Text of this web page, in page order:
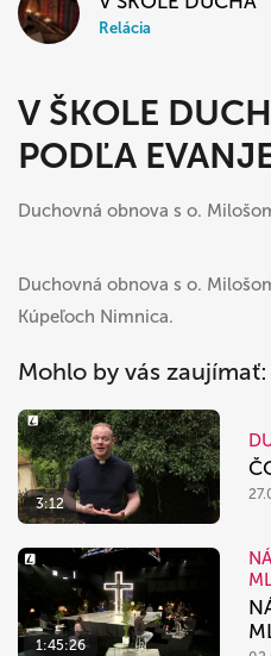
Relácia
V ŠKOLE
PODĽA
Duchovná obnova s o.
Duchovná obnova s o.
Kúpeľoch Nimnica.
Mohlo by vás zaujímať:
3:12
1:45:26